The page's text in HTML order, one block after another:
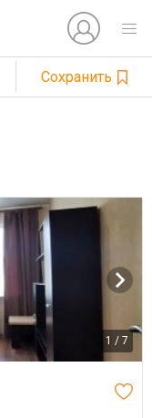
Сохранить
1 / 7